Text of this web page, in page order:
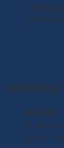
〒981-
朝市開場時間
毎週日曜
6：00〜13
せり市 日